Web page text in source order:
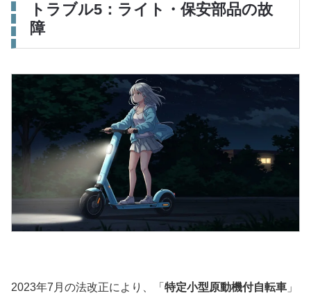
トラブル5：ライト・保安部品の故
障
2023年7月の法改正により、「 特定小型原動機付自転車 」